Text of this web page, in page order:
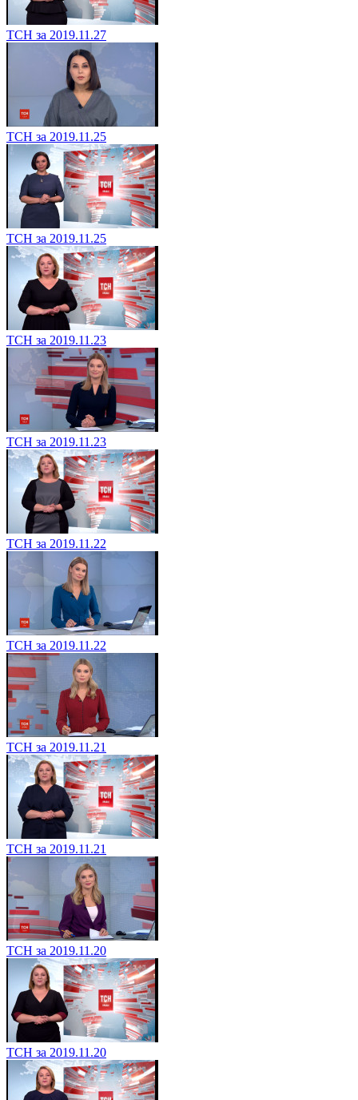
ТСН за 2019.11.27
ТСН за 2019.11.25
ТСН за 2019.11.25
ТСН за 2019.11.23
ТСН за 2019.11.23
ТСН за 2019.11.22
ТСН за 2019.11.22
ТСН за 2019.11.21
ТСН за 2019.11.21
ТСН за 2019.11.20
ТСН за 2019.11.20